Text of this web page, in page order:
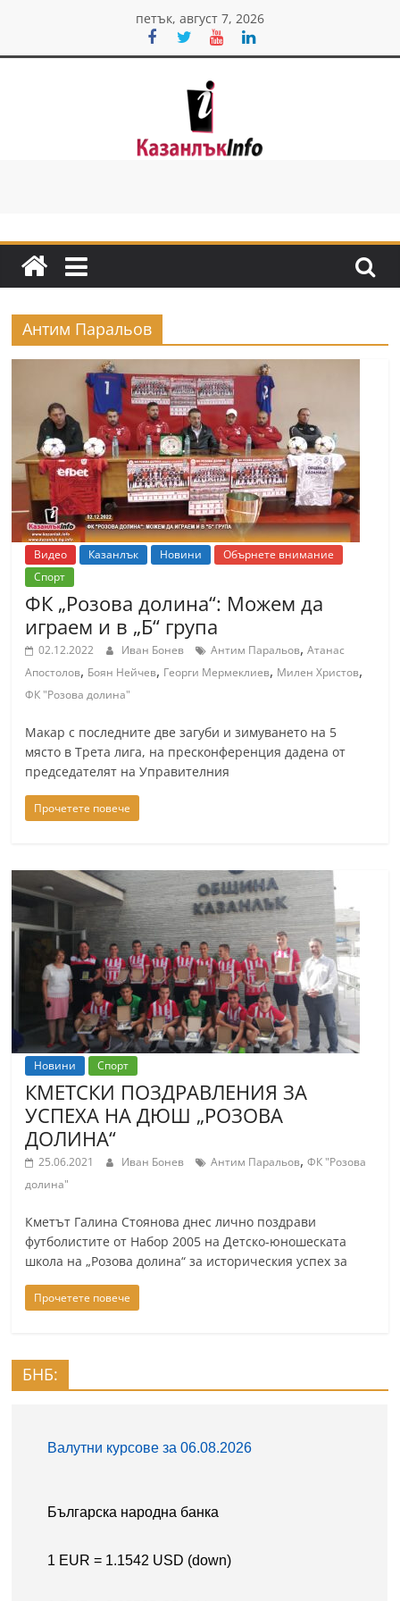
content
петък, август 7, 2026
Казанлък
Н
в
и
н
и
о
т
К
а
з
а
н
л
к
и
о
б
а
с
т
С
а
р
а
З
а
г
о
р
а
–
k
a
z
n
a
k
.
f
,
z
n
Антим Паральов
Видео Казанлък Новини
Обърнете внимание
Спорт
ФК „Розова долина“: Можем да
играем и в „Б“ група
02.12.2022 Иван Бонев Антим Паральов,Атанас
Апостолов, Боян Нейчев, Георги Мермеклиев, Милен Христов,
ФК "Розова долина"
Макар с последните две загуби и зимуването на 5
място в Трета лига, на пресконференция дадена от
председателят на Управителния
Прочетете повече
Новини Спорт
КМЕТСКИ ПОЗДРАВЛЕНИЯ ЗА
УСПЕХА НА ДЮШ „РОЗОВА
ДОЛИНА“
25.06.2021 Иван Бонев Антим Паральов,ФК "Розова
долина"
Кметът Галина Стоянова днес лично поздрави
футболистите от Набор 2005 на Детско-юношеската
школа на „Розова долина“ за историческия успех за
Прочетете повече
БНБ: